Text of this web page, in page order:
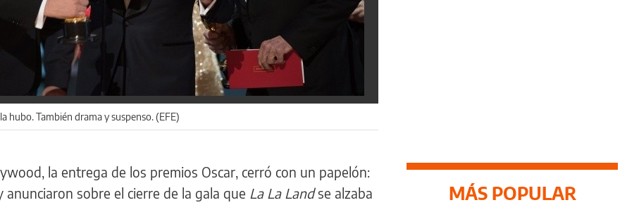
hubo. También drama y suspenso. (EFE)
la entrega de los premios Oscar, cerró con un papelón:
sobre el cierre de la gala que La La Landse alzaba
MÁS POPULAR